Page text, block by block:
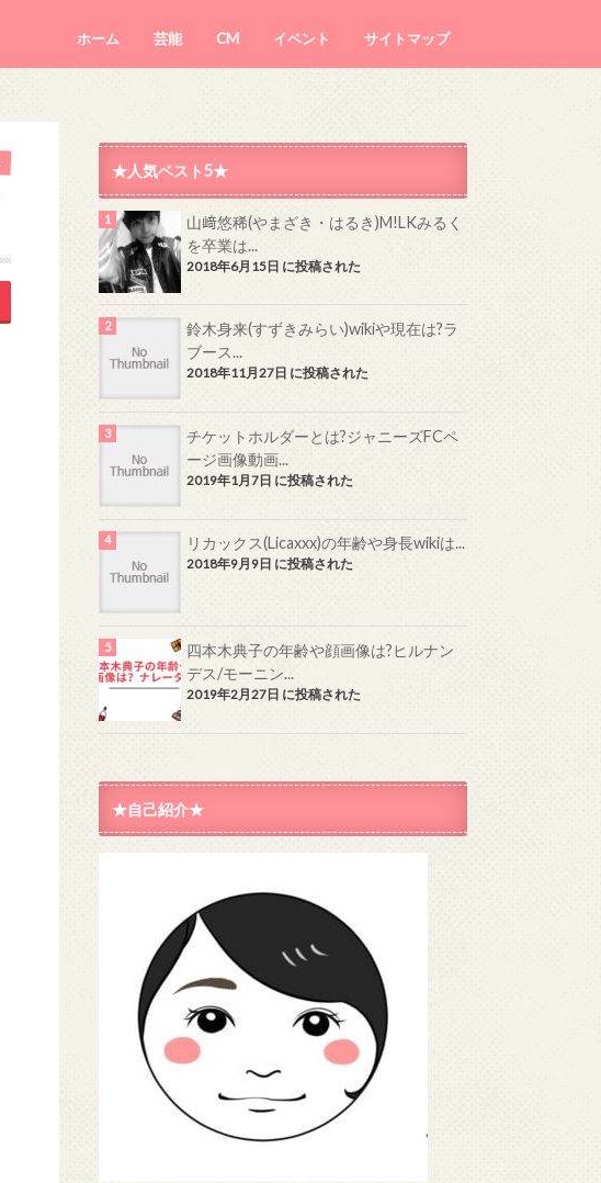
ホーム 芸能 CM イベント サイトマップ
★人気ベスト5★
山﨑悠稀(やまざき・はるき)M!LKみるく
を卒業は...
2018年6月15日 に投稿された
鈴木身来(すずきみらい)wikiや現在は?ラ
ブース...
2018年11月27日 に投稿された
チケットホルダーとは?ジャニーズFCペ
ージ画像動画...
2019年1月7日 に投稿された
リカックス(Licaxxx)の年齢や身長wikiは...
2018年9月9日 に投稿された
四本木典子の年齢や顔画像は?ヒルナン
デス/モーニン...
2019年2月27日 に投稿された
★自己紹介★